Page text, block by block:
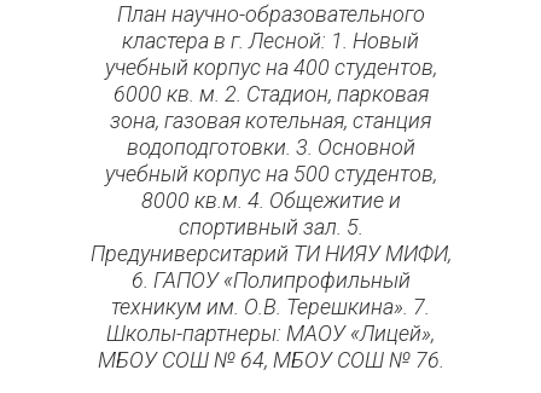
План научно-образовательного
кластера в г. Лесной: 1. Новый
учебный корпус на 400 студентов,
6000 кв. м. 2. Стадион, парковая
зона, газовая котельная, станция
водоподготовки. 3. Основной
учебный корпус на 500 студентов,
8000 кв.м. 4. Общежитие и
спортивный зал. 5.
Предуниверситарий ТИ НИЯУ МИФИ,
6. ГАПОУ «Полипрофильный
техникум им. О.В. Терешкина». 7.
Школы-партнеры: МАОУ «Лицей»,
МБОУ СОШ № 64, МБОУ СОШ № 76.